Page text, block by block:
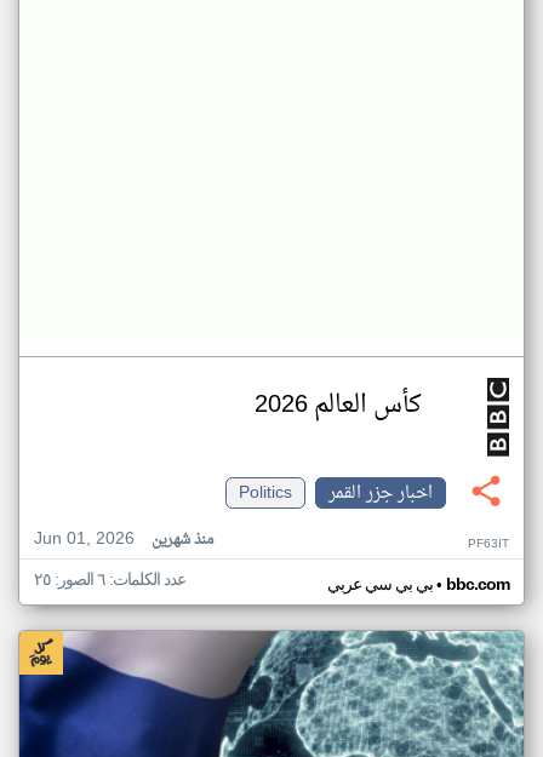
كأس العالم 2026
اخبار جزر القمر
Politics
Jun 01, 2026
منذ شهرين PF63IT
بي بي سي عربي• bbc.com عدد الكلمات: ٦ الصور: ٢٥